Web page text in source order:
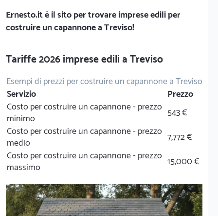
Ernesto.itè il sito per trovare imprese edili per
costruire un capannone a Treviso!
Tariffe 2026 imprese edili a Treviso
Esempi di prezzi per costruire un capannone a Treviso
Servizio
Prezzo
Costo per costruire un capannone - prezzo
minimo
543 €
Costo per costruire un capannone - prezzo
medio
7,772 €
Costo per costruire un capannone - prezzo
massimo
15,000 €